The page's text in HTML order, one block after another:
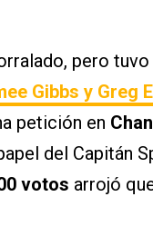
pero
Gibbs y Greg
petición en
del Capitán
votos arrojó